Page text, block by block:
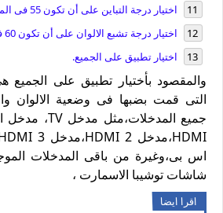
اختيار درجة التباين على أن تكون 55 فى المائة.
اختيار درجة تشبع الالوان على أن تكون 60 فى المائة.
اختيار تطبيق على الجميع.
والمقصود بأختيار تطبيق على الجميع
التى قمت بضبها فى وضعية الالوان
اس بى،وغيرة من باقى المدخلات
شاشات توشيبا الاسمارت ،
اقرا ايضا